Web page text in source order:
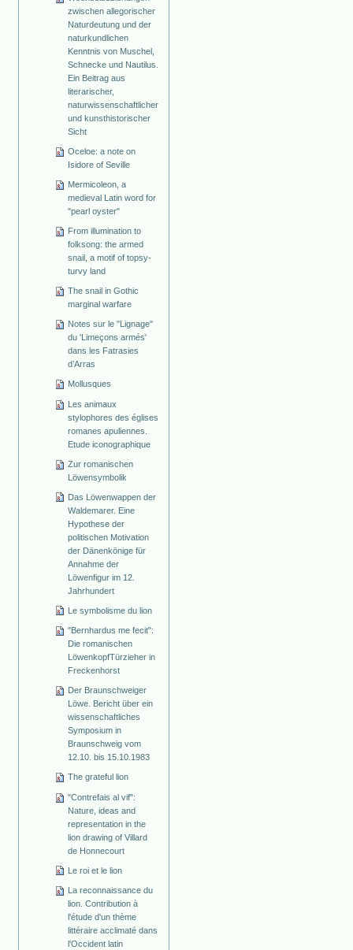
zwischen allegorischer
Naturdeutung und der
naturkundlichen
Kenntnis von Muschel,
Schnecke und Nautilus.
Ein Beitrag aus
literarischer,
naturwissenschaftlicher
und kunsthistorischer
Sicht
Oceloe: a note on
Isidore of Seville
Mermicoleon, a
medieval Latin word for
"pearl oyster"
From illumination to
folksong: the armed
snail, a motif of topsy-
turvy land
The snail in Gothic
marginal warfare
Notes sur le "Lignage"
du 'Limeçons armés'
dans les Fatrasies
d’Arras
Mollusques
Les animaux
stylophores des églises
romanes apuliennes.
Etude iconographique
Zur romanischen
Löwensymbolik
Das Löwenwappen der
Waldemarer. Eine
Hypothese der
politischen Motivation
der Dänenkönige für
Annahme der
Löwenfigur im 12.
Jahrhundert
Le symbolisme du lion
"Bernhardus me fecit":
Die romanischen
Löwenkopf­Türzieher in
Freckenhorst
Der Braunschweiger
Löwe. Bericht über ein
wissenschaftliches
Symposium in
Braunschweig vom
12.10. bis 15.10.1983
The grateful lion
"Contrefais al vif":
Nature, ideas and
representation in the
lion drawing of Villard
de Honnecourt
Le roi et le lion
La reconnaissance du
lion. Contribution à
l'étude d'un thème
littéraire acclimaté dans
l'Occident latin